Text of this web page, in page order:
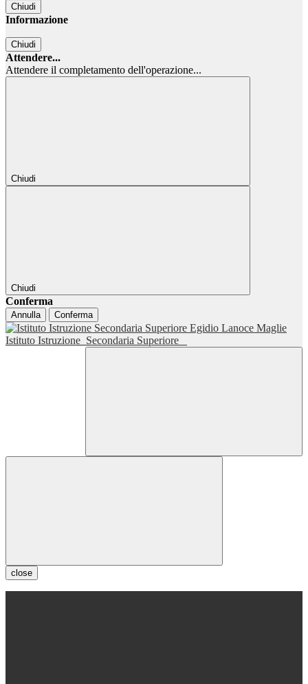
Chiudi
Informazione
Chiudi
Attendere...
Attendere il completamento dell'operazione...
Chiudi
Chiudi
Conferma
Annulla Conferma
Istituto Istruzione Secondaria Superiore
close